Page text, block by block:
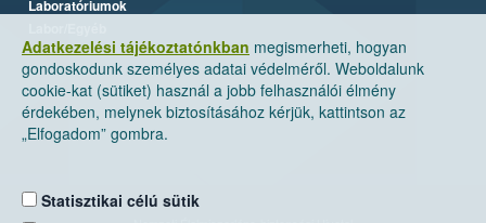
Adatkezelési tájékoztatónkban megismerheti, hogyan
gondoskodunk személyes adatai védelméről. Weboldalunk
cookie-kat (sütiket) használ a jobb felhasználói élmény
érdekében, melynek biztosításához kérjük, kattintson az
„Elfogadom” gombra.
Statisztikai célú sütik
Laboratóriumok